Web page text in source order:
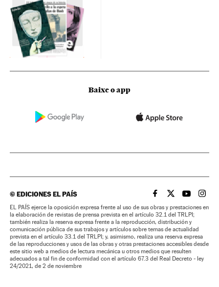
Baixe o app
©EDICIONES EL PAÍS EL PAÍS BRASIL EN
EL PAÍSEL PAÍS
EL
EL PAÍS ejerce la oposición expresa frente al uso de sus obras y prestaciones en
la elaboración de revistas de prensa prevista en el artículo 32.1 del TRLPI;
también realiza la reserva expresa frente a la reproducción, distribución y
comunicación pública de sus trabajos y artículos sobre temas de actualidad
prevista en el artículo 33.1 del TRLPI; y, asimismo, realiza una reserva expresa
de las reproducciones y usos de las obras y otras prestaciones accesibles desde
este sitio web a medios de lectura mecánica u otros medios que resulten
adecuados a tal fin de conformidad con el artículo 67.3 del Real Decreto - ley
24/2021, de 2 de noviembre